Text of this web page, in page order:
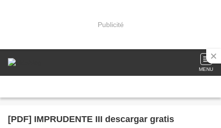
Publicité
MENU
[PDF] IMPRUDENTE III descargar gratis